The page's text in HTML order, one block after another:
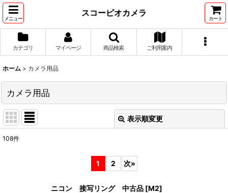
メニュー
スコーピオカメラ
カート
カテゴリ マイページ 商品検索 ご利用案内
ホーム > カメラ用品
カメラ用品
表示順変更
108件
1 2 次»
ニコン 接写リング 中古品 [M2]